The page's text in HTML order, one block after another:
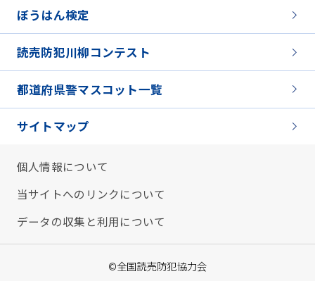
ぼうはん検定
読売防犯川柳コンテスト
都道府県警マスコット一覧
サイトマップ
個人情報について
当サイトへのリンクについて
データの収集と利用について
©全国読売防犯協力会